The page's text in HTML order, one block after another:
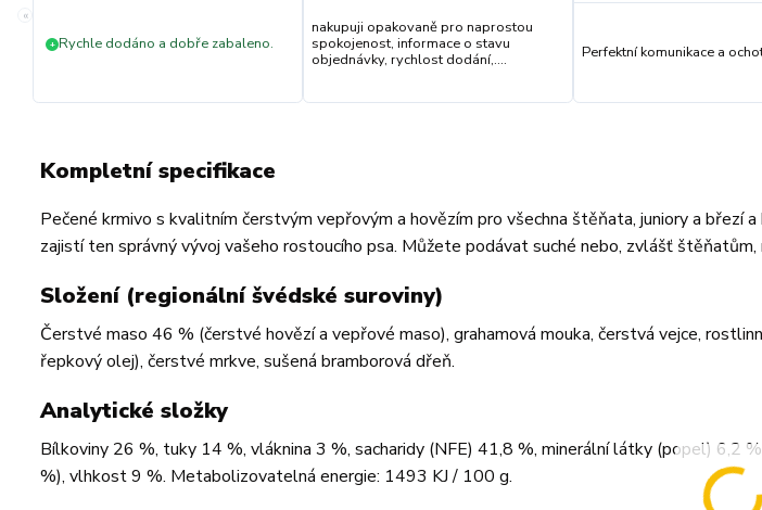
«
+ Rychle dodáno a dobře zabaleno.
nakupuji opakovaně pro naprostou
spokojenost, informace o stavu
objednávky, rychlost dodání,....
Perfektní komunikace a
Kompletní specifikace
Pečené krmivo s kvalitním čerstvým vepřovým a hovězím pro všechna štěňata, juniory a březí
zajistí ten správný vývoj vašeho rostoucího psa. Můžete podávat suché nebo, zvlášť
Složení (regionální švédské suroviny)
Čerstvé maso 46 % (čerstvé hovězí a vepřové maso), grahamová mouka, čerstvá vejce,
řepkový olej), čerstvé mrkve, sušená bramborová dřeň.
Analytické složky
Bílkoviny 26 %, tuky 14 %, vláknina 3 %, sacharidy (NFE) 41,8 %, minerální látky (popel) 6,2
%), vlhkost 9 %. Metabolizovatelná energie: 1493 KJ / 100 g.